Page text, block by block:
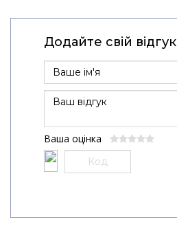
Додайте свій відгук
Ваша оцінка